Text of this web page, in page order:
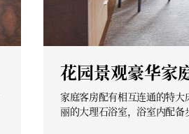
花园景观豪华家
家庭客房配有相互连通的特
丽的大理石浴室，浴室内配